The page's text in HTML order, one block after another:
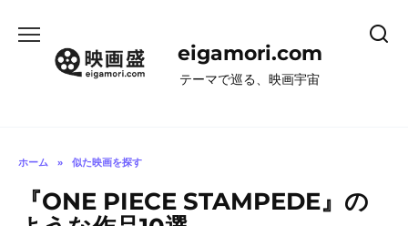
eigamori.com
テーマで巡る、映画宇宙
ホーム » 似た映画を探す
『ONE PIECE STAMPEDE』の